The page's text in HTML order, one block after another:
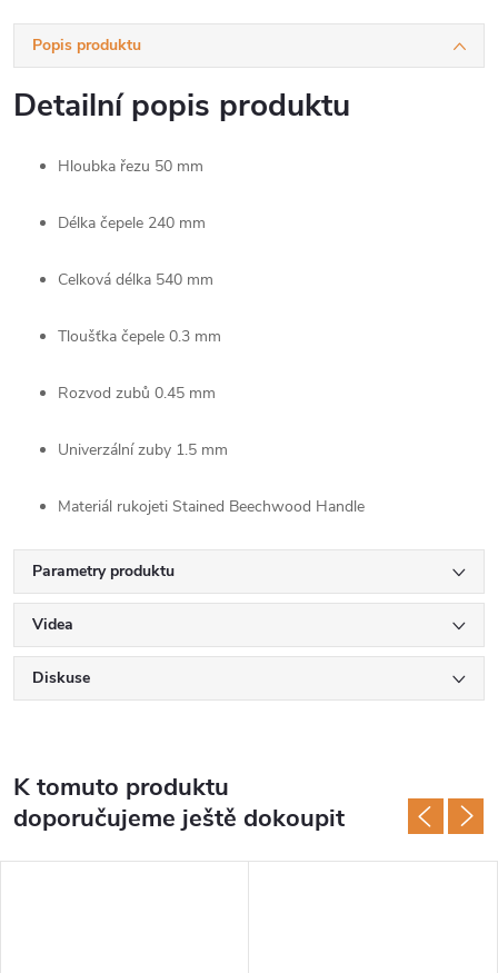
Popis produktu
Detailní popis produktu
Hloubka řezu 50 mm
Délka čepele 240 mm
Celková délka 540 mm
Tloušťka čepele 0.3 mm
Rozvod zubů 0.45 mm
Univerzální zuby 1.5 mm
Materiál rukojeti Stained Beechwood Handle
Parametry produktu
Videa
Diskuse
K tomuto produktu
doporučujeme ještě dokoupit